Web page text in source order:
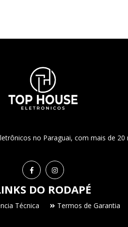
no Paraguai, com mais de
DO RODAPÉ
Técnica Termos de Garantia